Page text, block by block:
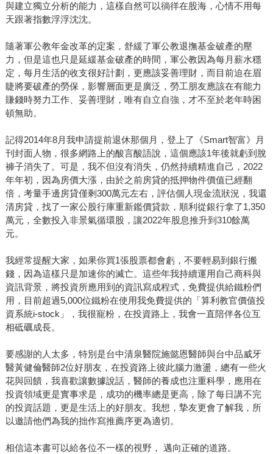
與建立獨立分析的能力，這樣自然可以徜徉在股海，心情不用每
天跟著指數浮浮沈沈。
隨著軍公教年金改革的定案，舒緩了軍公教退撫基金破產的壓
力，但是這也只是延緩基金破產的時間，軍公教因為每月薪水穩
定，每月生活的收支很好計劃，更應該妥善理財，而目前迫在眉
睫將要破產的勞保，影響層面更是廣泛，勞工朋友應該在有能力
賺錢時努力工作、妥善理財，唯有自立自強，才不至於老年時困
頓無助。
記得2014年8月我申請提前退休那個月，登上了《Smart智富》月
刊封面人物，很多網路上的酸言酸語說，這個應該1年後就虧到脫
褲子消失了。可是，我不但沒有消失，仍然持續精進自己，2022
年年初，因為房價大漲，由於之前房貸的抵押物件價值已經翻
倍，考量手邊房貸僅剩300萬元左右，評估個人現金流狀況，我還
清房貸，找了一家公股行庫重新鑑價貸款，順利從銀行拿了1,350
萬元，全數投入非景氣循環股，讓2022年股息推升到310餘萬
元。
我經常提醒大家，如果你買1張股票都會虧，不要輕易到銀行搬
錢，因為這樣只是加速你的滅亡。這些年我持續運用自己商科與
資訊背景，將投資所應用到的資訊寫成程式，免費提供給鐵粉們
用，目前超過5,000位鐵粉在使用我免費提供的「算利教官價值投
資系統i-stock」，我很寵粉，在投資路上，我會一直陪伴各位互
相砥礪成長。
要感謝的人太多，特別是台中清泉醫院施懿恩醫師與台中品威牙
醫黃健倫醫師2位好朋友，在投資路上彼此腦力激盪，總有一些火
花與回饋，我喜歡讓數據說話，醫師的養成也注重科學，應用在
投資領域更是實事求是，成功的機率總是更高，除了每日講不完
的投資話題，更是生活上的好朋友。我想，摯友更會了解我，所
以邀請他們為我的拙作寫推薦序更為適切。
相信這本書可以給各位不一樣的視野， 邁向正確的道路。